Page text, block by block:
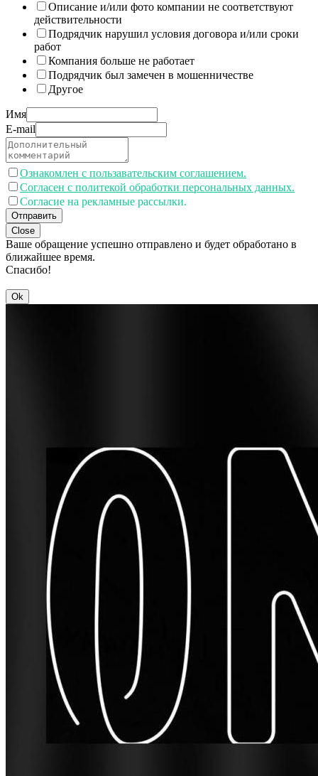
Описание и/или фото компании не соответствуют
действительности
Подрядчик нарушил условия договора и/или сроки
работ
Компания больше не работает
Подрядчик был замечен в мошенничестве
Другое
Имя
E-mail
Ознакомлен с пользавательским соглашением.
Согласен с политекой обработки персональных данных.
Согласие на рекламные рассылки.
Отправить
Close
Ваше обращение успешно отправлено и будет обработано в
ближайшее время.
Спасибо!
Ok